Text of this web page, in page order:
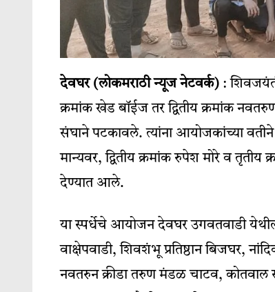
देवघर (लोकमराठी न्यूज नेटवर्क) :
क्रमांक खेड बॉईज तर द्वितीय क्रमांक
संघाने पटकावले. त्यांना आयोजकांच्या वतीने
मान्यवर, द्वितीय क्रमांक रुपेश मोरे व तृतीय
देण्यात आले.
या स्पर्धेचे आयोजन देवघर उगवतवाडी
वाक्षेपवाडी, शिवशंभू प्रतिष्ठान बिजघर,
नवतरुन क्रीडा तरुण मंडळ चाटव, कोतवाल